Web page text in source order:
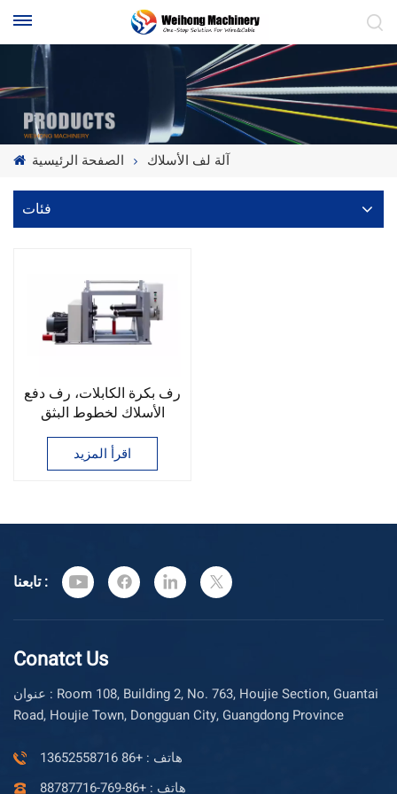
الصفحة الرئيسية آلة لف الأسلاك
فئات
رف بكرة الكابلات، رف دفع
الأسلاك لخطوط البثق
اقرأ المزيد
تابعنا :
Conatct Us
عنوان : Room 108, Building 2, No. 763, Houjie Section, Guantai
Road, Houjie Town, Dongguan City, Guangdong Province
هاتف : +86 13652558716
هاتف : +86-769-88787716